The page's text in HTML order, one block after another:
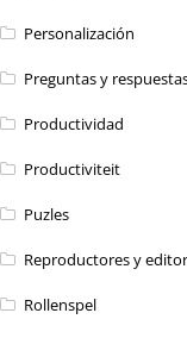
Personalización
Preguntas y
Productividad
Productiviteit
Puzles
Reproductores y
Rollenspel